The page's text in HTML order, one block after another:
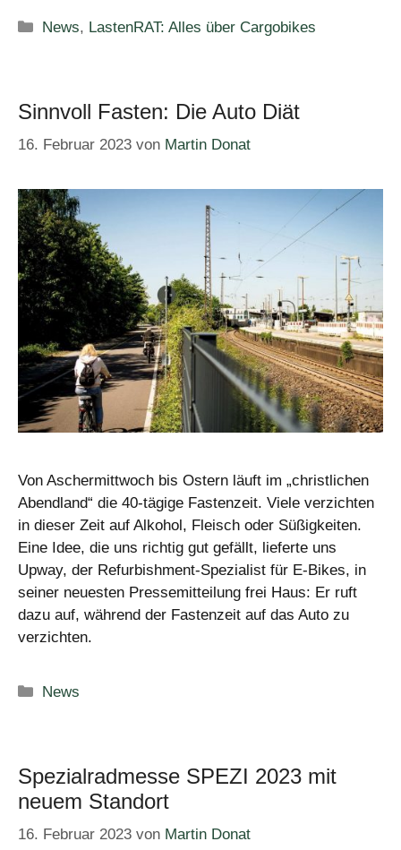
Kategorien
News, LastenRAT: Alles über Cargobikes
Sinnvoll Fasten: Die Auto Diät
16. Februar 2023 von Martin Donat
Von Aschermittwoch bis Ostern läuft im „christlichen
Abendland“ die 40-tägige Fastenzeit. Viele verzichten
in dieser Zeit auf Alkohol, Fleisch oder Süßigkeiten.
Eine Idee, die uns richtig gut gefällt, lieferte uns
Upway, der Refurbishment-Spezialist für E-Bikes, in
seiner neuesten Pressemitteilung frei Haus: Er ruft
dazu auf, während der Fastenzeit auf das Auto zu
verzichten.
Kategorien
News
Spezialradmesse SPEZI 2023 mit
neuem Standort
16. Februar 2023 von Martin Donat